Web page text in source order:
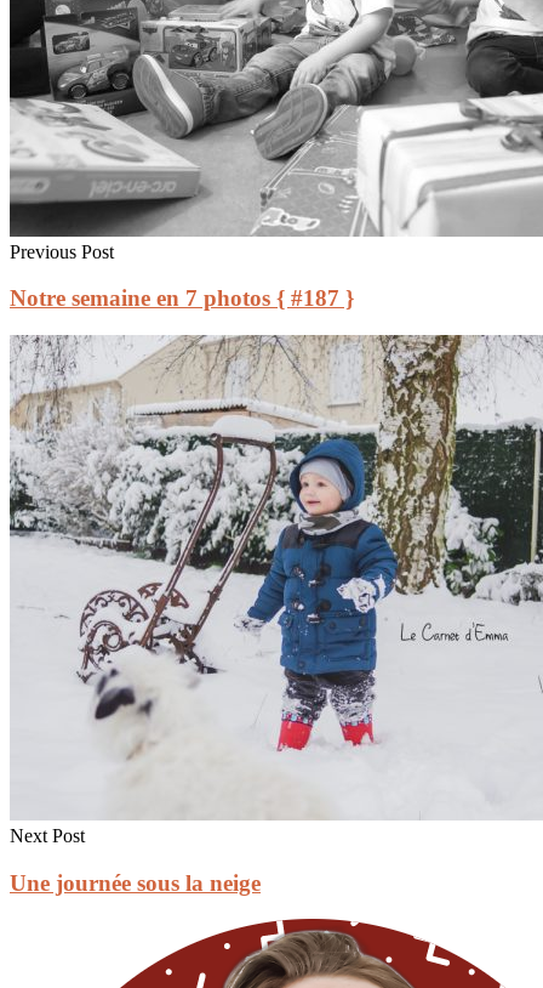
Previous Post
Notre semaine en 7 photos { #187 }
Next Post
Une journée sous la neige